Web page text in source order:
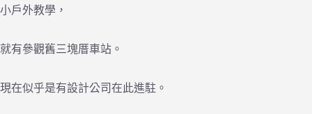
小戶外教學，
就有參觀舊三塊厝車站。
現在似乎是有設計公司在此進駐。